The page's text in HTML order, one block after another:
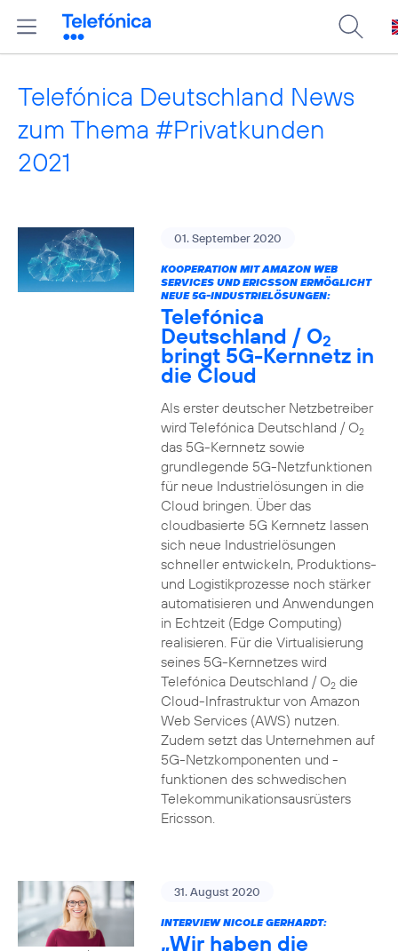
Telefónica Deutschland News
zum Thema #Privatkunden
2021
01. September 2020
KOOPERATION MIT AMAZON WEB
SERVICES UND ERICSSON ERMÖGLICHT
NEUE 5G-INDUSTRIELÖSUNGEN:
Telefónica
Deutschland / O2
bringt 5G-Kernnetz in
die Cloud
Als erster deutscher Netzbetreiber
wird Telefónica Deutschland / O2
das 5G-Kernnetz sowie
grundlegende 5G-Netzfunktionen
für neue Industrielösungen in die
Cloud bringen. Über das
cloudbasierte 5G Kernnetz lassen
sich neue Industrielösungen
schneller entwickeln, Produktions-
und Logistikprozesse noch stärker
automatisieren und Anwendungen
in Echtzeit (Edge Computing)
realisieren. Für die Virtualisierung
seines 5G-Kernnetzes wird
Telefónica Deutschland / O2die
Cloud-Infrastruktur von Amazon
Web Services (AWS) nutzen.
Zudem setzt das Unternehmen auf
5G-Netzkomponenten und -
funktionen des schwedischen
Telekommunikationsausrüsters
Ericsson.
31. August 2020
INTERVIEW NICOLE GERHARDT:
„Wir haben die